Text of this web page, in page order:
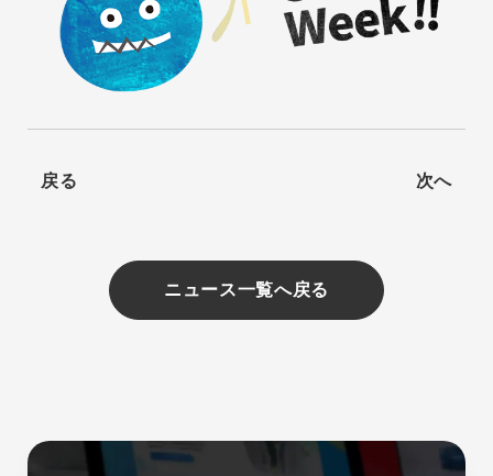
戻る 次へ
ニュース一覧へ戻る